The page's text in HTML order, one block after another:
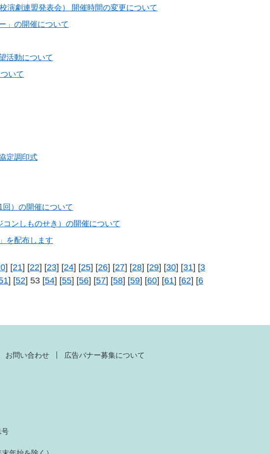
演劇連盟発表会） 開催時間の変更について
」の開催について
活動について
いて
定調印式
）の開催について
ンしものせき）の開催について
を配布します
] [21] [22] [23] [24] [25] [26] [27] [28] [29] [30] [31] [3
] [52] 53 [54] [55] [56] [57] [58] [59] [60] [61] [62] [6
お問い合わせ 広告バナー募集について